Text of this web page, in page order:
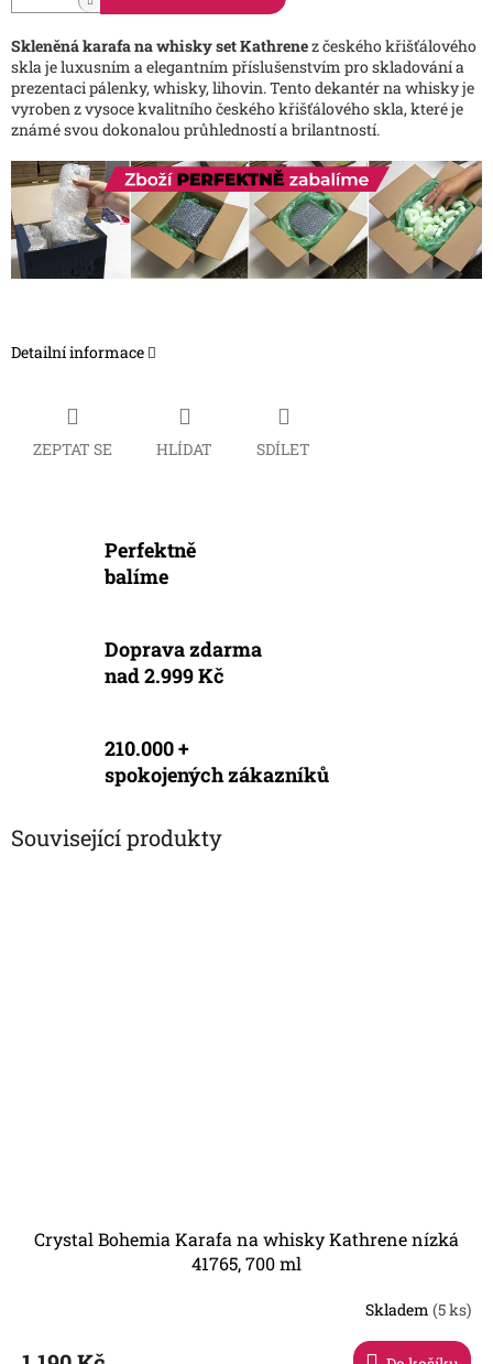
Skleněná karafa na whisky set Kathrenez českého křišťálového
skla je luxusním a elegantním příslušenstvím pro skladování a
prezentaci pálenky, whisky, lihovin. Tento dekantér na whisky je
vyroben z vysoce kvalitního českého křišťálového skla, které je
známé svou dokonalou průhledností a brilantností.
Detailní informace
ZEPTAT SE HLÍDAT SDÍLET
Perfektně
balíme
Doprava zdarma
nad 2.999 Kč
210.000 +
spokojených zákazníků
Související produkty
Crystal Bohemia Karafa na whisky Kathrene nízká
41765, 700 ml
Skladem (5 ks)